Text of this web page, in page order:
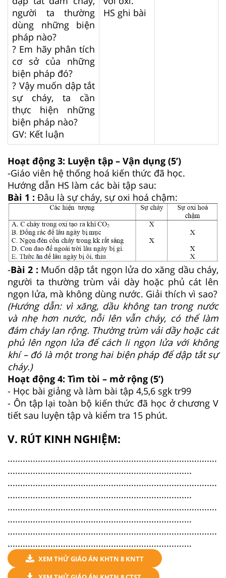
người ta thường
dùng những biện
pháp nào?
? Em hãy phân tích
cơ sở của những
biện pháp đó?
? Vậy muốn dập tắt
sự cháy, ta cần
thực hiện những
biện pháp nào?
GV: Kết luận
HS ghi bài
Hoạt động 3: Luyện tập – Vận dụng (5’)
-Giáo viên hệ thống hoá kiến thức đã học.
Hướng dẫn HS làm các bài tập sau:
Bài 1 : Đâu là sự cháy, sự oxi hoá chậm:
-Bài 2 : Muốn dập tắt ngọn lửa do xăng dầu cháy,
người ta thường trùm vải dày hoặc phủ cát lên
ngọn lửa, mà không dùng nước. Giải thích vì sao?
(Hướng dẫn: vì xăng, dầu không tan trong nước
và nhẹ hơn nước, nỗi lên vẫn cháy, có thể làm
đám cháy lan rộng. Thường trùm vải dầy hoặc cát
phủ lên ngọn lửa để cách li ngọn lửa với không
khí – đó là một trong hai biện pháp để dập tắt sự
cháy.)
Hoạt động 4: Tìm tòi – mở rộng (5’)
- Học bài giảng và làm bài tập 4,5,6 sgk tr99
- Ôn tập lại toàn bộ kiến thức đã học ở chương V
tiết sau luyện tập và kiểm tra 15 phút.
V. RÚT KINH NGHIỆM:
...................................................................................
.........................................................................
...................................................................................
.........................................................................
...................................................................................
.........................................................................
...................................................................................
.........................................................................
XEM THỬ GIÁO ÁN KHTN 8 KNTT